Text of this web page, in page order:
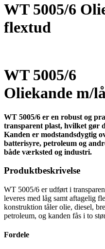
WT 5005/6
flextud​
WT 5005/6
Oliekande m/
WT 5005/6 er en robust og
transparent plast, hvilket gør
Kanden er modstandsdygtig
batterisyre, petroleum og
både værksted og industri.
Produktbeskrivelse
WT 5005/6 er udført i
leveres med låg samt aftagelig
konstruktion tåler olie, diesel,
petroleum, og kanden fås i to
Fordele